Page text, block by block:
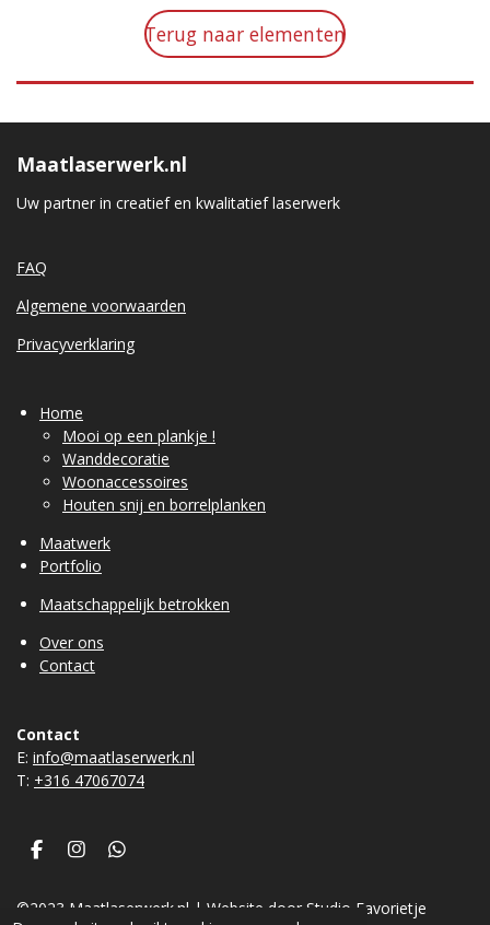
Terug naar elementen
Maatlaserwerk.nl
Uw partner in creatief en kwalitatief laserwerk
FAQ
Algemene voorwaarden
Privacyverklaring
Home
Mooi op een plankje !
Wanddecoratie
Woonaccessoires
Houten snij en borrelplanken
Maatwerk
Portfolio
Maatschappelijk betrokken
Over ons
Contact
Contact
E: info@maatlaserwerk.nl
T: +316 47067074
F
e
I
t
W
t
©2023 Maatlaserwerk.nl | Website door Studio Favorietje